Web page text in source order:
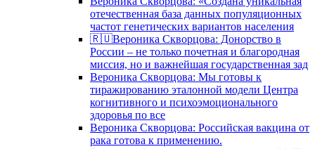
отечественная база данных популяционных
частот генетических вариантов населения
🇷🇺Вероника Скворцова: Донорство в
России – не только почетная и благородная
миссия, но и важнейшая государственная зад
Вероника Скворцова: Мы готовы к
тиражированию эталонной модели Центра
когнитивного и психоэмоционального
здоровья по все
Вероника Скворцова: Российская вакцина от
рака готова к применению.